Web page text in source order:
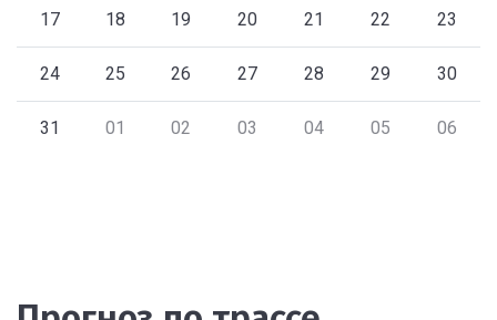
17 18 19 20 21 22 23
24 25 26 27 28 29 30
31 01 02 03 04 05 06